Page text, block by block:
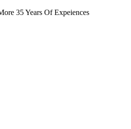
35 Years Of Expeiences